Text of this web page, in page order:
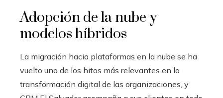
Adopción de la nube y
modelos híbridos
La migración hacia plataformas en la nube se ha
vuelto uno de los hitos más relevantes en la
transformación digital de las organizaciones, y